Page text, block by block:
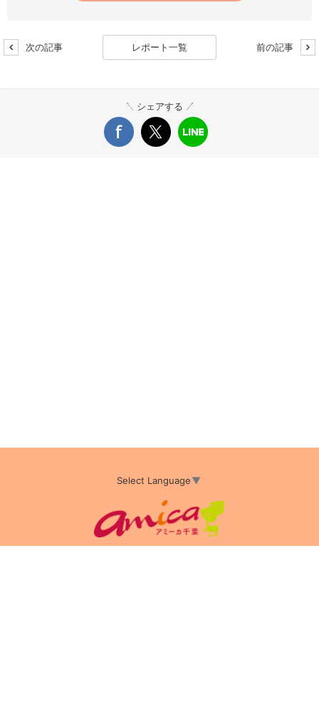
次の記事 レポート一覧 前の記事
シェアする
Select Language▼